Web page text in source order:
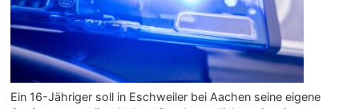
Ein 16-Jähriger soll in Eschweiler bei Aachen seine eigene